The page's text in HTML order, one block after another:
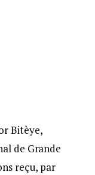
Bitèye,
de Grande
reçu, par